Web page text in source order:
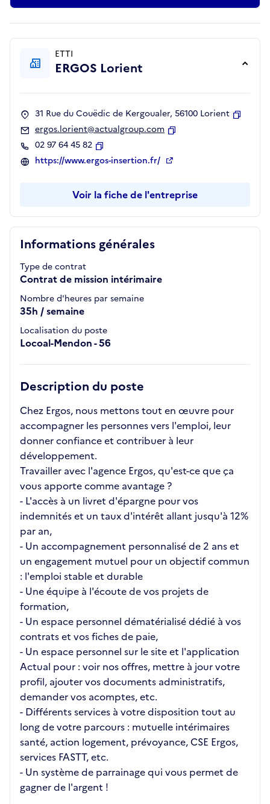
Informations générales
Type de contrat
Contrat de mission intérimaire
Nombre d'heures par semaine
35h / semaine
Localisation du poste
Locoal-Mendon - 56
Description du poste
Chez Ergos, nous mettons tout en œuvre pour
accompagner les personnes vers l'emploi, leur
donner confiance et contribuer à leur
développement.
Travailler avec l'agence Ergos, qu'est-ce que ça
vous apporte comme avantage ?
- L'accès à un livret d'épargne pour vos
indemnités et un taux d'intérêt allant jusqu'à 12%
par an,
- Un accompagnement personnalisé de 2 ans et
un engagement mutuel pour un objectif commun
: l'emploi stable et durable
- Une équipe à l'écoute de vos projets de
formation,
- Un espace personnel dématérialisé dédié à vos
contrats et vos fiches de paie,
- Un espace personnel sur le site et l'application
Actual pour : voir nos offres, mettre à jour votre
profil, ajouter vos documents administratifs,
demander vos acomptes, etc.
- Différents services à votre disposition tout au
long de votre parcours : mutuelle intérimaires
santé, action logement, prévoyance, CSE Ergos,
services FASTT, etc.
- Un système de parrainage qui vous permet de
gagner de l'argent !
ETTI
ERGOS Lorient
31 Rue du Couëdic de Kergoualer, 56100 Lorient
ergos.lorient@actualgroup.com
02 97 64 45 82
Copier
https://www.ergos-insertion.fr/
Voir la fiche de l'entreprise